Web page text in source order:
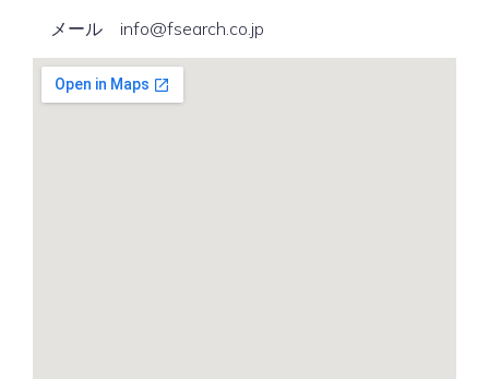
メール info@fsearch.co.jp